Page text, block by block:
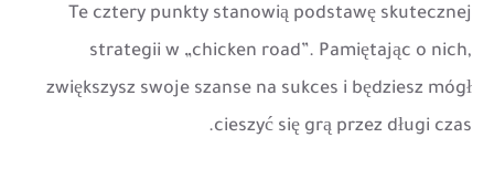
Te cztery punkty stanowią podstawę skutecznej
strategii w „chicken road”. Pamiętając o nich,
zwiększysz swoje szanse na sukces i będziesz mógł
cieszyć się grą przez długi czas.